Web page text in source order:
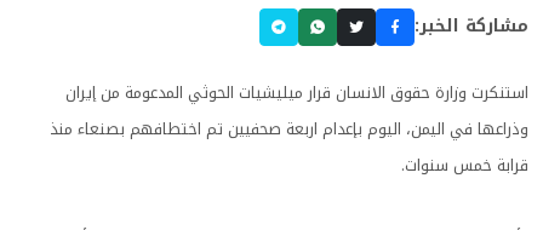
مشاركة الخبر:
استنكرت وزارة حقوق الانسان قرار ميليشيات الحوثي المدعومة من إيران
وذراعها في اليمن، اليوم بإعدام اربعة صحفيين تم اختطافهم بصنعاء منذ
قرابة خمس سنوات.